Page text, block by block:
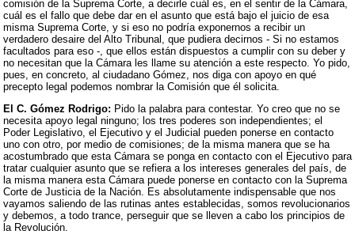
comisión de la Suprema Corte, a decirle cuál es, en el sentir de la Cámara,
cuál es el fallo que debe dar en el asunto que está bajo el juicio de esa
misma Suprema Corte, y si eso no podría exponernos a recibir un
verdadero desaire del Alto Tribunal, que pudiera decirnos - Si no estamos
facultados para eso -, que ellos están dispuestos a cumplir con su deber y
no necesitan que la Cámara les llame su atención a este respecto. Yo pido,
pues, en concreto, al ciudadano Gómez, nos diga con apoyo en qué
precepto legal podemos nombrar la Comisión que él solicita.
El C. Gómez Rodrigo: Pido la palabra para contestar. Yo creo que no se
necesita apoyo legal ninguno; los tres poderes son independientes; el
Poder Legislativo, el Ejecutivo y el Judicial pueden ponerse en contacto
uno con otro, por medio de comisiones; de la misma manera que se ha
acostumbrado que esta Cámara se ponga en contacto con el Ejecutivo para
tratar cualquier asunto que se refiera a los intereses generales del país, de
la misma manera esta Cámara puede ponerse en contacto con la Suprema
Corte de Justicia de la Nación. Es absolutamente indispensable que nos
vayamos saliendo de las rutinas antes establecidas, somos revolucionarios
y debemos, a todo trance, perseguir que se lleven a cabo los principios de
la Revolución.